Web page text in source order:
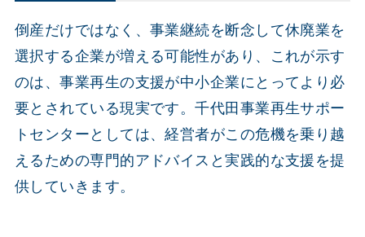
倒産だけではなく、事業継続を断念して休廃業を
選択する企業が増える可能性があり、これが示す
のは、事業再生の支援が中小企業にとってより必
要とされている現実です。千代田事業再生サポー
トセンターとしては、経営者がこの危機を乗り越
えるための専門的アドバイスと実践的な支援を提
供していきます。